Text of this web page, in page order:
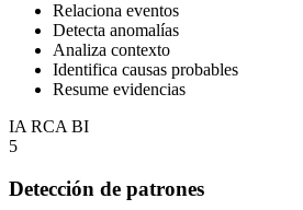
Relaciona eventos
Detecta anomalías
Analiza contexto
Identifica causas probables
Resume evidencias
IA RCA BI
5
Detección de patrones